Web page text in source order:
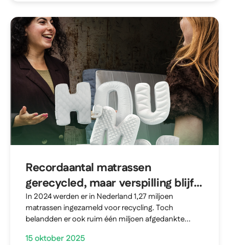
Recordaantal matrassen
gerecycled, maar verspilling blijft
groot probleem
In 2024 werden er in Nederland 1,27 miljoen
matrassen ingezameld voor recycling. Toch
belandden er ook ruim één miljoen afgedankte...
15 oktober 2025